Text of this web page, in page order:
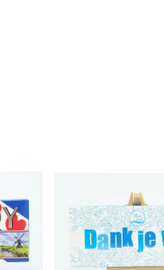
bewaren (12–20 ⁰C)